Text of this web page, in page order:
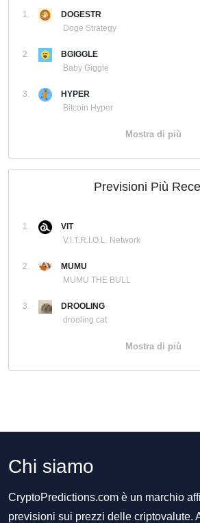
1.
DOGESTR
Doge Strategy
2.
BGIGGLE
Baby Giggle
3.
HYPER
Bitcoin Hyper
Mostra di più
Previsioni Più
1.
VIT
V.I.T.R.I.O.L. Network
2.
MUMU
MUMU THE BULL
3.
DROOLING
drooling cat
Mostra di più
Chi siamo
CryptoPredictions.com è un marchio
previsioni sui prezzi delle criptovalute.